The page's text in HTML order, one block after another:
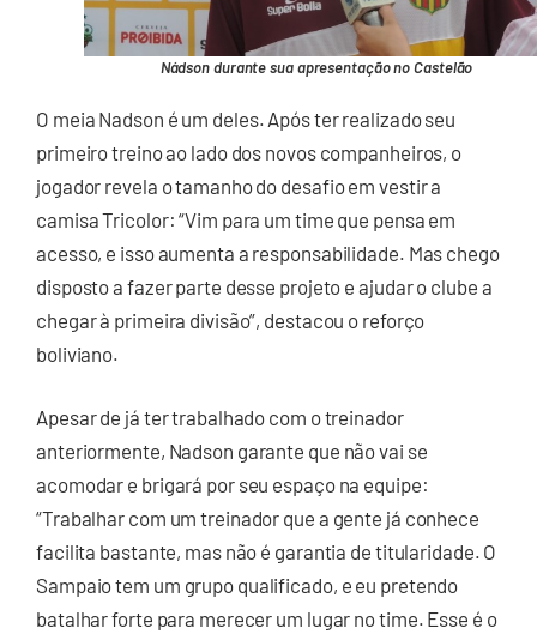
Nádson durante sua apresentação no Castelão
O meia Nadson é um deles. Após ter realizado seu
primeiro treino ao lado dos novos companheiros, o
jogador revela o tamanho do desafio em vestir a
camisa Tricolor: “Vim para um time que pensa em
acesso, e isso aumenta a responsabilidade. Mas chego
disposto a fazer parte desse projeto e ajudar o clube a
chegar à primeira divisão”, destacou o reforço
boliviano.
Apesar de já ter trabalhado com o treinador
anteriormente, Nadson garante que não vai se
acomodar e brigará por seu espaço na equipe:
“Trabalhar com um treinador que a gente já conhece
facilita bastante, mas não é garantia de titularidade. O
Sampaio tem um grupo qualificado, e eu pretendo
batalhar forte para merecer um lugar no time. Esse é o